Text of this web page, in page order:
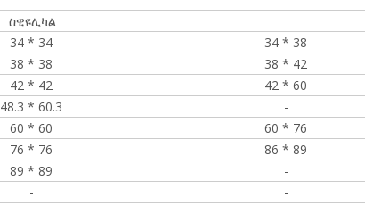
ስዊዩሊካል
34 * 34
34 * 38
38 * 38
38 * 42
42 * 42
42 * 60
48.3 * 60.3
-
60 * 60
60 * 76
76 * 76
86 * 89
89 * 89
-
- -